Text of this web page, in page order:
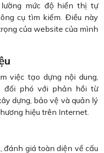
mức độ hiển thị tự
cụ tìm kiếm. Điều này
của website của mình
việc tạo dựng nội dung,
đối phó với phản hồi từ
dựng, bảo vệ và quản lý
hiệu trên Internet.
đánh giá toàn diện về cấu